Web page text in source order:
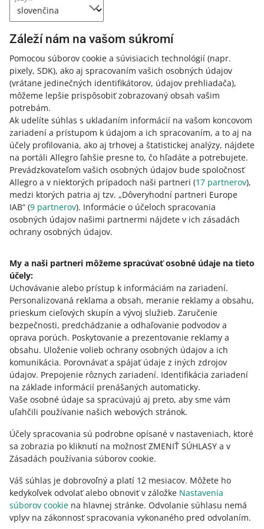
Záleží nám na vašom súkromí
Pomocou súborov cookie a súvisiacich technológií (napr.
pixely, SDK), ako aj spracovaním vašich osobných údajov
(vrátane jedinečných identifikátorov, údajov prehliadača),
môžeme lepšie prispôsobiť zobrazovaný obsah vašim
potrebám.
Ak udelíte súhlas s ukladaním informácií na vašom koncovom
zariadení a prístupom k údajom a ich spracovaním, a to aj na
účely profilovania, ako aj trhovej a štatistickej analýzy, nájdete
na portáli Allegro ľahšie presne to, čo hľadáte a potrebujete.
Prevádzkovateľom vašich osobných údajov bude spoločnosť
Allegro a v niektorých prípadoch naši partneri (17 partnerov),
medzi ktorých patria aj tzv. „Dôveryhodní partneri Europe
IAB“ (9 partnerov). Informácie o účeloch spracovania
osobných údajov našimi partnermi nájdete v ich zásadách
ochrany osobných údajov.
My a naši partneri môžeme spracúvať osobné údaje na tieto
účely:
Uchovávanie alebo prístup k informáciám na zariadení.
Personalizovaná reklama a obsah, meranie reklamy a obsahu,
prieskum cieľových skupín a vývoj služieb. Zaručenie
bezpečnosti, predchádzanie a odhaľovanie podvodov a
oprava porúch. Poskytovanie a prezentovanie reklamy a
obsahu. Uloženie volieb ochrany osobných údajov a ich
komunikácia. Porovnávať a spájať údaje z iných zdrojov
údajov. Prepojenie rôznych zariadení. Identifikácia zariadení
na základe informácií prenášaných automaticky.
Vaše osobné údaje sa spracúvajú aj preto, aby sme vám
uľahčili používanie našich webových stránok.
Účely spracovania sú podrobne opísané v nastaveniach, ktoré
sa zobrazia po kliknutí na možnosť ZMENIŤ SÚHLASY a v
Zásadách používania súborov cookie.
Váš súhlas je dobrovoľný a platí 12 mesiacov. Môžete ho
kedykoľvek odvolať alebo obnoviť v záložke Nastavenia
súborov cookie na hlavnej stránke. Odvolanie súhlasu nemá
vplyv na zákonnosť spracovania vykonaného pred odvolaním.
inteligencii. Zavedie nové pravidlá pre transparentnosť
online obsahu generovaného umelou inteligenciou. Aby
sme vám pomohli prispôsobiť sa týmto novým právnym
požiadavkám, čoskoro vám poskytneme beta verziu
nástroja na označovanie obrázkov vo vašich ponukách
vygenerovaných umelou inteligenciou.
ČÍTAŤ VIAC
Táto stránka je dostupná aj v iných jazykoch
o allegro.pl
polski
čeština
English
slovenčina
o allegro.cz
polski
čeština
English
slovenčina
o allegro.sk
polski
English
slovenčina